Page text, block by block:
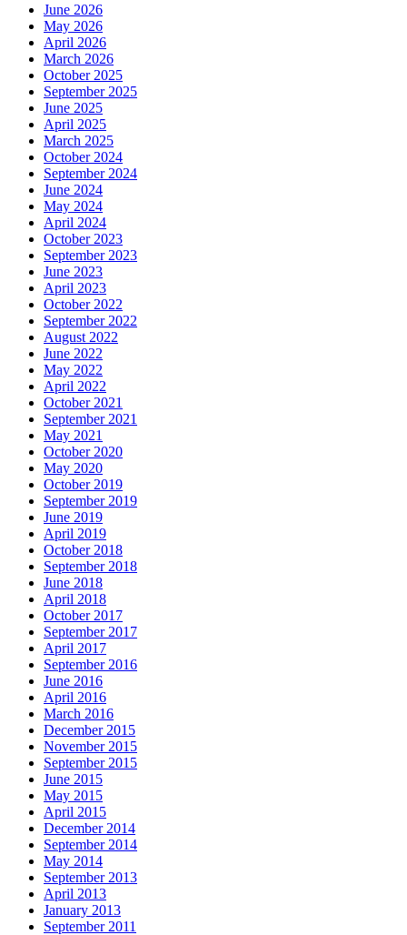
June 2026
May 2026
April 2026
March 2026
October 2025
September 2025
June 2025
April 2025
March 2025
October 2024
September 2024
June 2024
May 2024
April 2024
October 2023
September 2023
June 2023
April 2023
October 2022
September 2022
August 2022
June 2022
May 2022
April 2022
October 2021
September 2021
May 2021
October 2020
May 2020
October 2019
September 2019
June 2019
April 2019
October 2018
September 2018
June 2018
April 2018
October 2017
September 2017
April 2017
September 2016
June 2016
April 2016
March 2016
December 2015
November 2015
September 2015
June 2015
May 2015
April 2015
December 2014
September 2014
May 2014
September 2013
April 2013
January 2013
September 2011